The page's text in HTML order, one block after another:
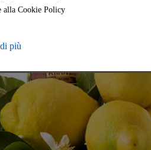
alla Cookie Policy
più